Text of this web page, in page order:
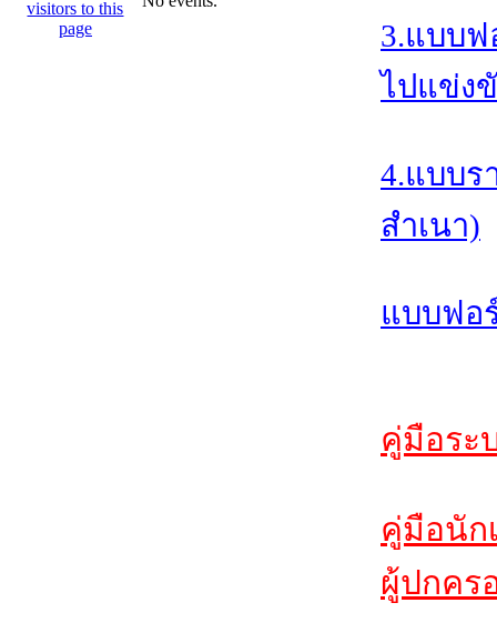
3.แบบฟ
ไปแข่ง
4.แบบร
สำเนา)
แบบฟอ
คู่มือระ
คู่มือนัก
ผู้ปกคร